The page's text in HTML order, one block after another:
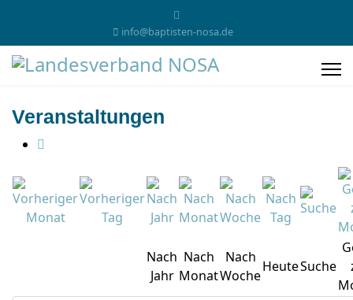
info@baptisten-nosa.de
Veranstaltungen
Nach
Jahr
Nach
Monat
Nach
Woche
HeuteSuche